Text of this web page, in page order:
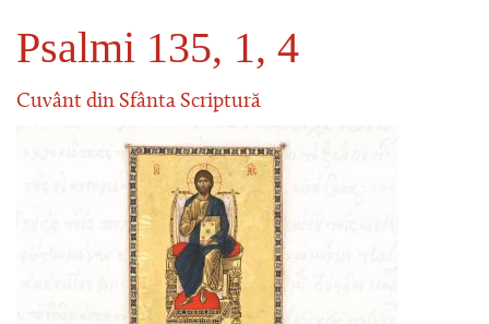
Psalmi 135, 1, 4
Cuvânt din Sfânta Scriptură